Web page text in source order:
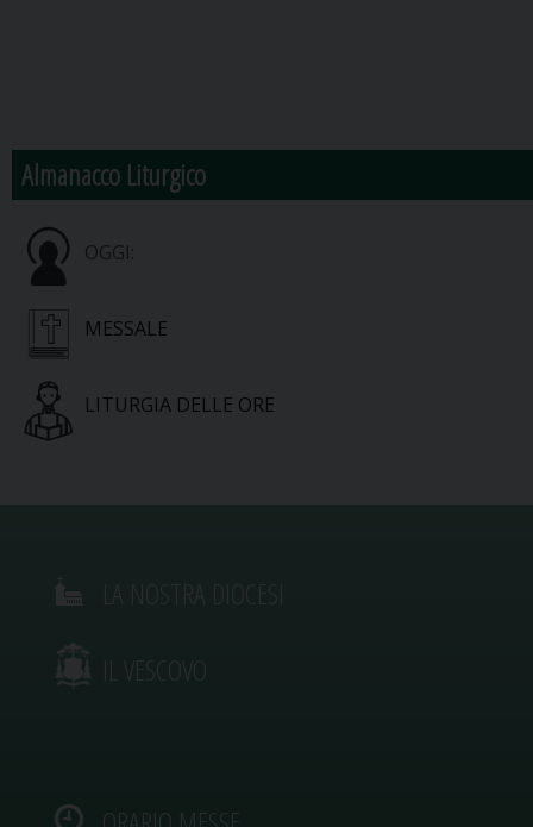
Almanacco Liturgico
OGGI:
MESSALE
LITURGIA DELLE ORE
IL VESCOVO